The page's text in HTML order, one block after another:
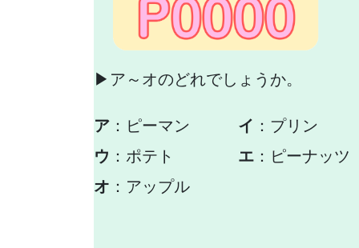
▶ア～オのどれでしょうか。
ア ：ピーマン イ ：プリン
ウ ：ポテト エ ：ピーナッツ
オ ：アップル